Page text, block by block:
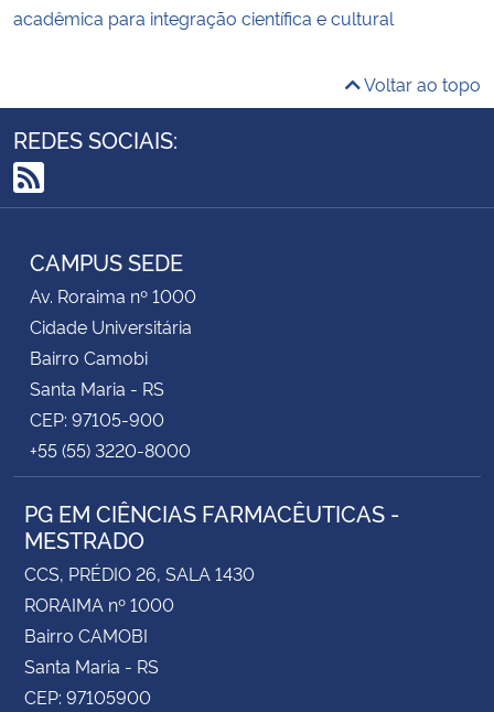
acadêmica para integração científica e cultural
Voltar ao topo
REDES SOCIAIS:
RSS
CAMPUS SEDE
Av. Roraima nº 1000
Cidade Universitária
Bairro Camobi
Santa Maria - RS
CEP: 97105-900
+55 (55) 3220-8000
PG EM CIÊNCIAS FARMACÊUTICAS -
MESTRADO
CCS, PRÉDIO 26, SALA 1430
RORAIMA nº 1000
Bairro CAMOBI
Santa Maria - RS
CEP: 97105900